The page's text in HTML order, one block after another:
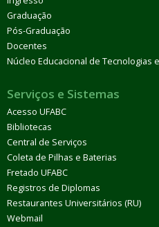
Graduação
Pós-Graduação
Docentes
Núcleo Educacional de Tecnologias
Serviços e Sistemas
Acesso UFABC
Bibliotecas
Central de Serviços
Coleta de Pilhas e Baterias
Fretado UFABC
Registros de Diplomas
Restaurantes Universitários (RU)
Webmail